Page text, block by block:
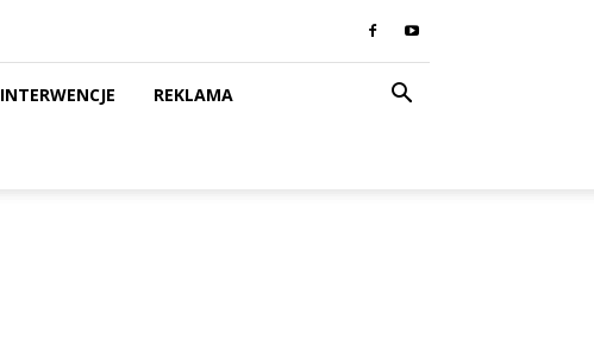
INTERWENCJE REKLAMA